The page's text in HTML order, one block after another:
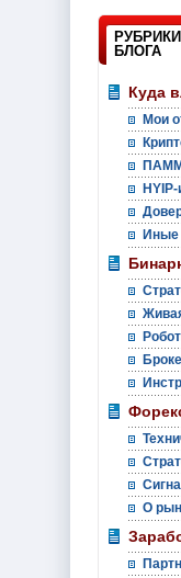
РУБРИКИ
БЛОГА
Куда
Мои
Иные
О